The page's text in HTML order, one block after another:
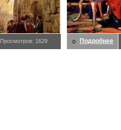
Просмотров: 1629 Подробнее